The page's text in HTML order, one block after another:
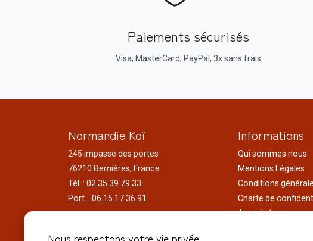
Paiements sécurisés
Visa, MasterCard, PayPal, 3x sans frais
Normandie Koï
245 impasse des portes
76210 Bernières, France
Tél. : 02 35 39 79 33
Port. : 06 15 17 36 91
Du lundi au samedi
Informations
Qui sommes nous
Mentions Légales
Conditions
Charte de
Actualités